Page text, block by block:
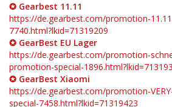
✪ Gearbest 11.11
https://de.gearbest.com/promotion-
7740.html?lkid=71319209
✪ GearBest EU Lager
https://de.gearbest.com/promotion-
promotion-special-
✪ GearBest Xiaomi
https://de.gearbest.com/promotion-
special-7458.html?lkid=71319423